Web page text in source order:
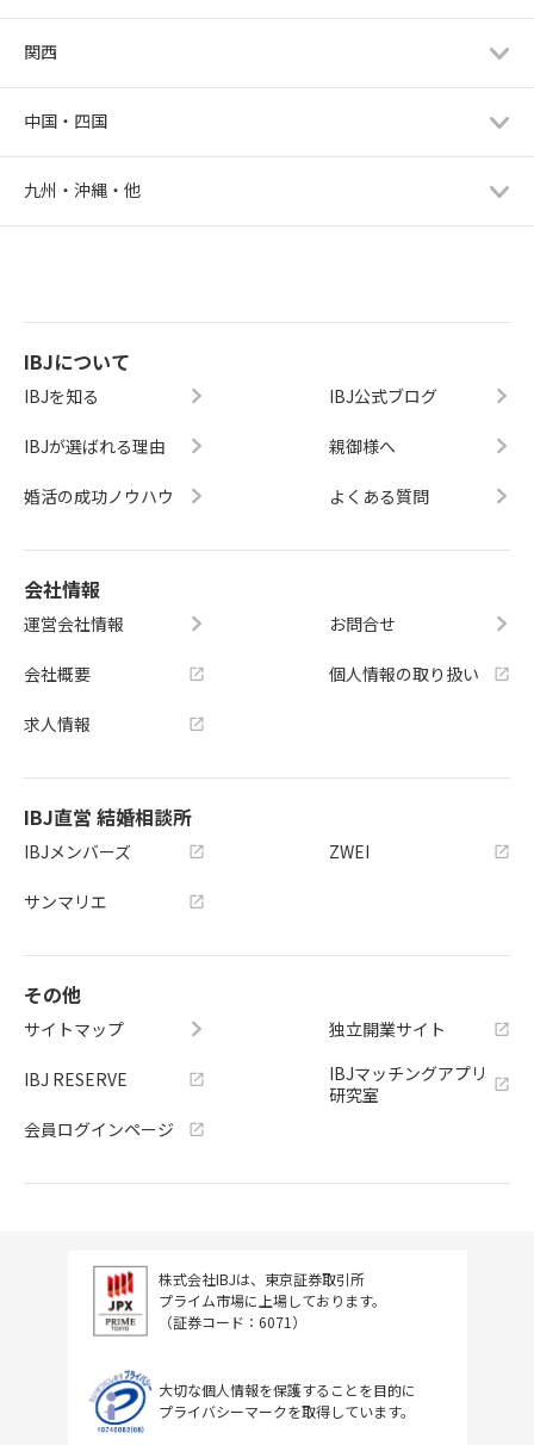
関西
中国・四国
九州・沖縄・他
IBJについて
IBJを知る
IBJが選ばれる理由
婚活の成功ノウハウ
IBJ公式ブログ
親御様へ
よくある質問
会社情報
運営会社情報
会社概要
求人情報
お問合せ
個人情報の取り扱い
IBJ直営 結婚相談所
IBJメンバーズ
サンマリエ
ZWEI
その他
サイトマップ
IBJ RESERVE
会員ログインページ
独立開業サイト
IBJマッチングアプリ
研究室
株式会社IBJは、東京証券取引所
プライム市場に上場しております。
（証券コード：6071）
大切な個人情報を保護することを目的に
プライバシーマークを取得しています。